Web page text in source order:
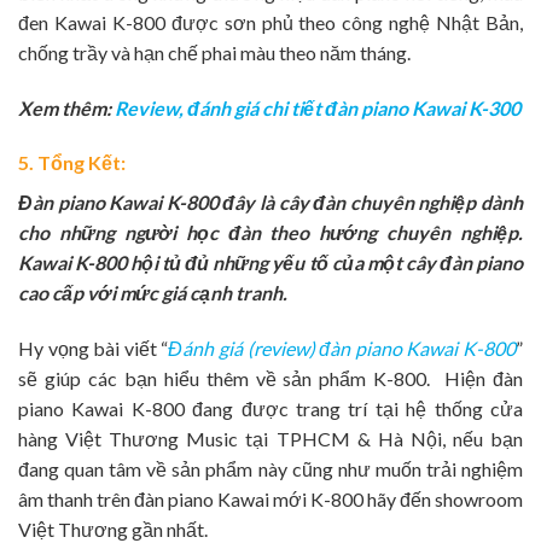
đen Kawai K-800 được sơn phủ theo công nghệ Nhật Bản,
chống trầy và hạn chế phai màu theo năm tháng.
Xem thêm:Review, đánh giá chi tiết đàn piano Kawai K-300
5. Tổng Kết:
Đàn piano Kawai K-800 đây là cây đàn chuyên nghiệp dành
cho những người học đàn theo hướng chuyên nghiệp.
Kawai K-800 hội tủ đủ những yếu tố của một cây đàn piano
cao cấp với mức giá cạnh tranh.
Hy vọng bài viết “Đánh giá (review) đàn piano Kawai K-800”
sẽ giúp các bạn hiểu thêm về sản phẩm K-800. Hiện đàn
piano Kawai K-800 đang được trang trí tại hệ thống cửa
hàng Việt Thương Music tại TPHCM & Hà Nội, nếu bạn
đang quan tâm về sản phẩm này cũng như muốn trải nghiệm
âm thanh trên đàn piano Kawai mới K-800 hãy đến showroom
Việt Thương gần nhất.